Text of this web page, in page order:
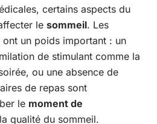
certains aspects du
le sommeil. Les
ont un poids important : un
de stimulant comme la
ou une absence de
de repas sont
le moment de
qualité du sommeil.